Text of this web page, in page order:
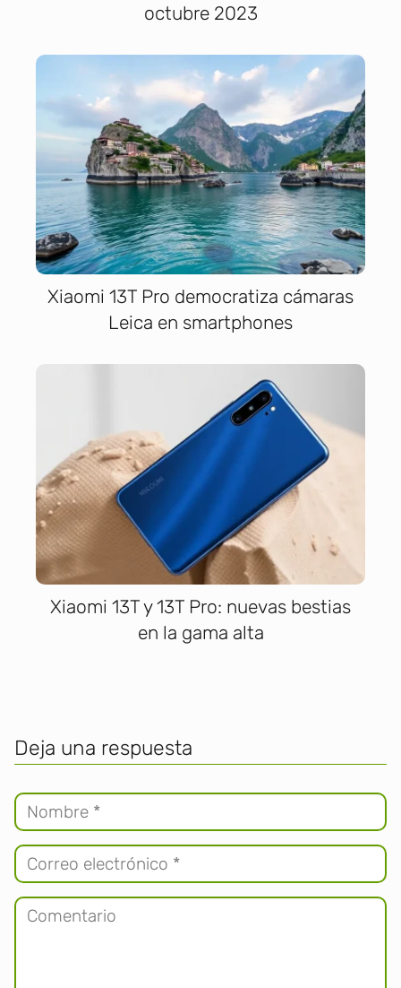
octubre 2023
Xiaomi 13T Pro democratiza cámaras
Leica en smartphones
Xiaomi 13T y 13T Pro: nuevas bestias
en la gama alta
Deja una respuesta